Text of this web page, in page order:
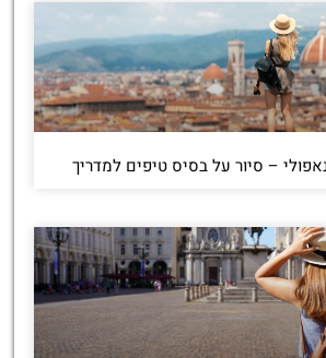
– סיור על בסיס טיפים למדריך